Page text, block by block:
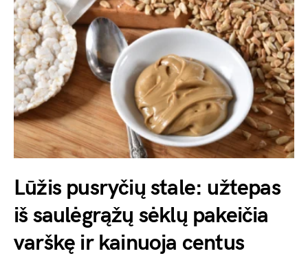
Lūžis pusryčių stale: užtepas
iš saulėgrąžų sėklų pakeičia
varškę ir kainuoja centus